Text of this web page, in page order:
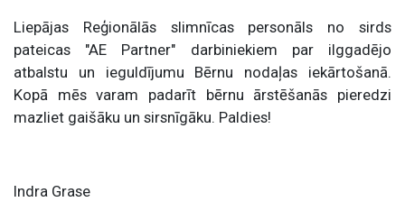
Liepājas Reģionālās slimnīcas personāls no sirds
pateicas "AE Partner" darbiniekiem par ilggadējo
atbalstu un ieguldījumu Bērnu nodaļas iekārtošanā.
Kopā mēs varam padarīt bērnu ārstēšanās pieredzi
mazliet gaišāku un sirsnīgāku. Paldies!
Indra Grase